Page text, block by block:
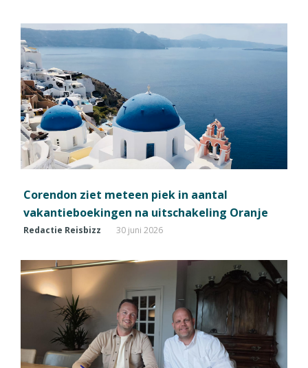
Corendon ziet meteen piek in aantal
vakantieboekingen na uitschakeling Oranje
Redactie Reisbizz 30 juni 2026